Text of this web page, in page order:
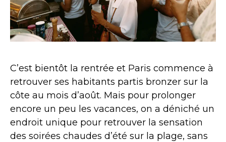
C’est bientôt la rentrée et Paris commence à
retrouver ses habitants partis bronzer sur la
côte au mois d’août. Mais pour prolonger
encore un peu les vacances, on a déniché un
endroit unique pour retrouver la sensation
des soirées chaudes d’été sur la plage, sans